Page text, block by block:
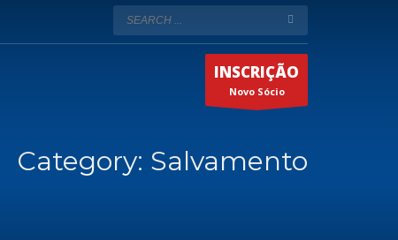
INSCRIÇÃO
Novo Sócio
Category: Salvamento